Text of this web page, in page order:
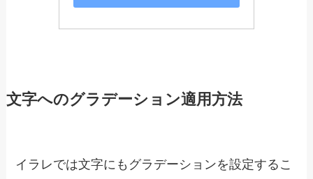
文字へのグラデーション適用方法
イラレでは文字にもグラデーションを設定するこ